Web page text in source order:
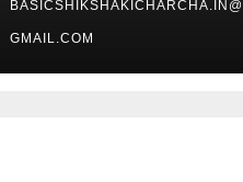
BASICSHIKSHAKICHARCHA.IN@
GMAIL.COM